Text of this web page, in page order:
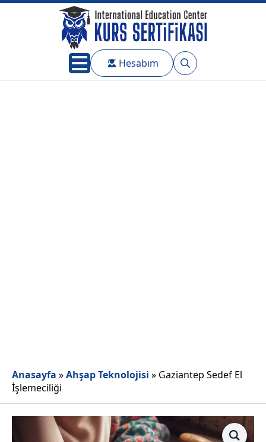
Hesabım
Search
Anasayfa »Ahşap Teknolojisi » Gaziantep Sedef El
İşlemeciliği